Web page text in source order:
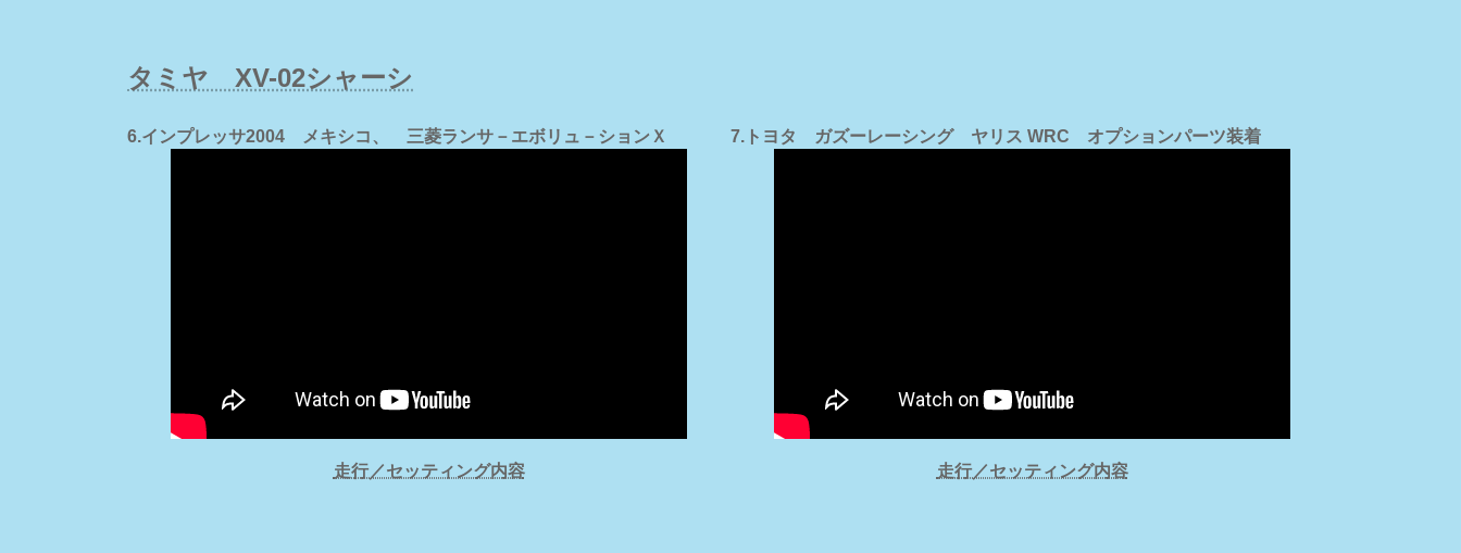
タミヤ XV-02シャーシ
6.インプレッサ2004 メキシコ、 三菱ランサ－エボリュ－ションＸ
走行／セッティング内容
7.トヨタ ガズーレーシング ヤリス WRC オプションパーツ装着
走行／セッティング内容